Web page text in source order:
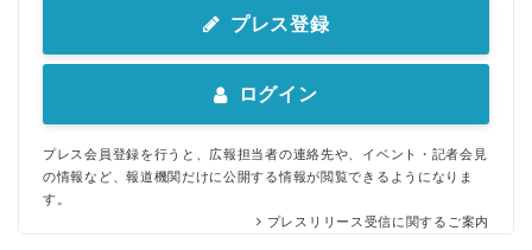
プレス登録
ログイン
プレス会員登録を行うと、広報担当者の連絡先や、イベント・記者会見
の情報など、報道機関だけに公開する情報が閲覧できるようになりま
す。
プレスリリース受信に関するご案内